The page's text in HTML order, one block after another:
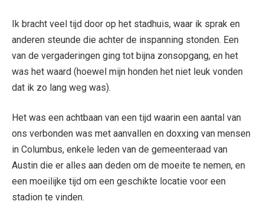
Ik bracht veel tijd door op het stadhuis, waar ik sprak en
anderen steunde die achter de inspanning stonden. Een
van de vergaderingen ging tot bijna zonsopgang, en het
was het waard (hoewel mijn honden het niet leuk vonden
dat ik zo lang weg was).
Het was een achtbaan van een tijd waarin een aantal van
ons verbonden was met aanvallen en doxxing van mensen
in Columbus, enkele leden van de gemeenteraad van
Austin die er alles aan deden om de moeite te nemen, en
een moeilijke tijd om een ​​geschikte locatie voor een
stadion te vinden.